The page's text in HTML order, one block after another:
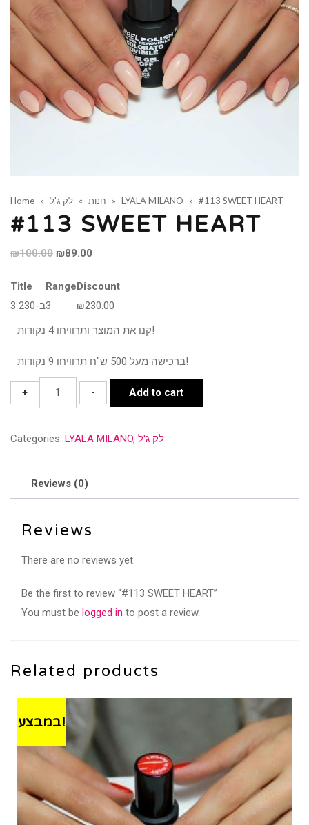
Home » חנות » לק ג'ל » LYALA MILANO » #113 SWEET HEART
#113 SWEET HEART
₪100.00 Original
was:
₪100.00.
₪89.00
is:
₪89.00.
Title RangeDiscount
3 ב-2303 ₪230.00
קנו את המוצר ותרוויחו 4 נקודות!
ברכישה מעל 500 ש"ח תרוויחו 9 נקודות!
+
#113
SWEET
quantity
- Add to cart
Categories: LYALA MILANO, לק ג'ל
Reviews (0)
Reviews
There are no reviews yet.
Be the first to review “#113 SWEET HEART”
You must be logged in to post a review.
Related products
במבצע!